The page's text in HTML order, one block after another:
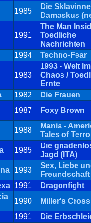
1985
Die
Damaskus
1991
The Man
Toedliche
Nachrichten
1994
Techno-Fear
1983
1993 - Welt im
Chaos /
Ernte
1982
Die Frauen
1987
Foxy Brown
1988
Mania -
Tales of
1985
Die
Jagd (ITA)
1993
Sex, Liebe
Freundschaft
1991
Dragonfight
1990
Miller's
1991
Die